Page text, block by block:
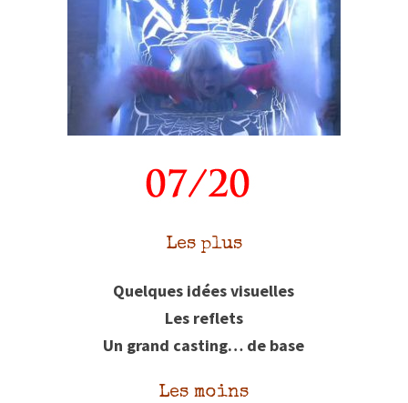
Les plus
Quelques idées visuelles
Les reflets
Un grand casting… de base
Les moins